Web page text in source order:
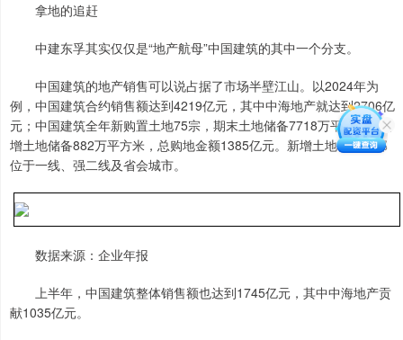
拿地的追赶
中建东孚其实仅仅是“地产航母”中国建筑的其中一个分支。
中国建筑的地产销售可以说占据了市场半壁江山。以2024年为
例，中国建筑合约销售额达到4219亿元，其中中海地产就达到2706亿
元；中国建筑全年新购置土地75宗，期末土地储备7718万平方米，新
增土地储备882万平方米，总购地金额1385亿元。新增土地储备全部
位于一线、强二线及省会城市。
数据来源：企业年报
上半年，中国建筑整体销售额也达到1745亿元，其中中海地产贡
献1035亿元。